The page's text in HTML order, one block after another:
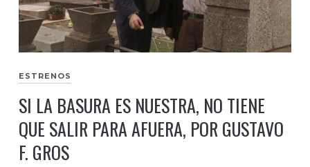
ESTRENOS
SI LA BASURA ES NUESTRA, NO TIENE
QUE SALIR PARA AFUERA, POR GUSTAVO
F. GROS